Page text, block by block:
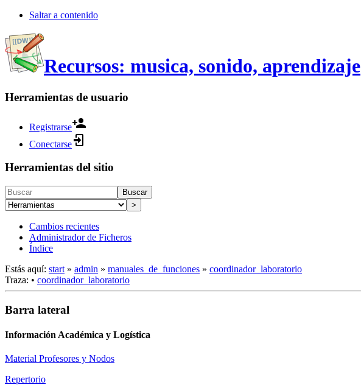
Saltar a contenido
Recursos: musica, sonido, aprendizaje
Herramientas de usuario
Registrarse
Conectarse
Herramientas del sitio
Buscar
>
Cambios recientes
Administrador de Ficheros
Índice
Estás aquí: start » admin » manuales_de_funciones » coordinador_laboratorio
Traza: • coordinador_laboratorio
Barra lateral
Información Académica y Logística
Material Profesores y Nodos
Repertorio